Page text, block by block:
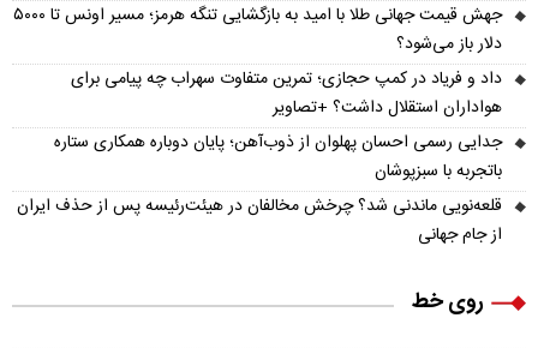
جهش قیمت جهانی طلا با امید به بازگشایی تنگه هرمز؛ مسیر اونس تا ۵۰۰۰
دلار باز می‌شود؟
داد و فریاد در کمپ حجازی؛ تمرین متفاوت سهراب چه پیامی برای
هواداران استقلال داشت؟ +تصاویر
جدایی رسمی احسان پهلوان از ذوب‌آهن؛ پایان دوباره همکاری ستاره
باتجربه با سبزپوشان
قلعه‌نویی ماندنی شد؟ چرخش مخالفان در هیئت‌رئیسه پس از حذف ایران
از جام جهانی
روی خط